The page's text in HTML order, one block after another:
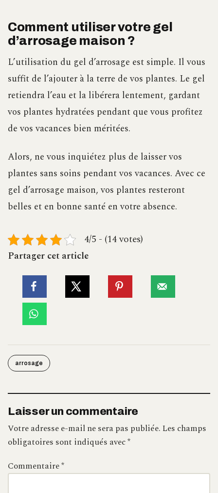
Comment utiliser votre gel
d’arrosage maison ?
L’utilisation du gel d’arrosage est simple. Il vous
suffit de l’ajouter à la terre de vos plantes. Le gel
retiendra l’eau et la libérera lentement, gardant
vos plantes hydratées pendant que vous profitez
de vos vacances bien méritées.
Alors, ne vous inquiétez plus de laisser vos
plantes sans soins pendant vos vacances. Avec ce
gel d’arrosage maison, vos plantes resteront
belles et en bonne santé en votre absence.
4/5 - (14 votes)
Partager cet article
arrosage
Laisser un commentaire
Votre adresse e-mail ne sera pas publiée.Les champs
obligatoires sont indiqués avec*
Commentaire*